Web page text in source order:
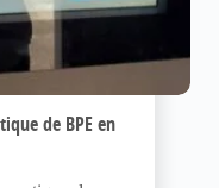
de BPE en